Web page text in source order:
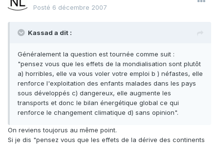
Posté 6 décembre 2007
Kassad a dit :
Généralement la question est tournée comme suit :
"pensez vous que les effets de la mondialisation sont plutôt
a) horribles, elle va vous voler votre emploi b ) néfastes, elle
renforce l'exploitation des enfants malades dans les pays
sous développés c) dangereux, elle augmente les
transports et donc le bilan énergétique global ce qui
renforce le changement climatique d) sans opinion".
On reviens toujorus au même point.
Si je dis "pensez vous que les effets de la dérive des continents